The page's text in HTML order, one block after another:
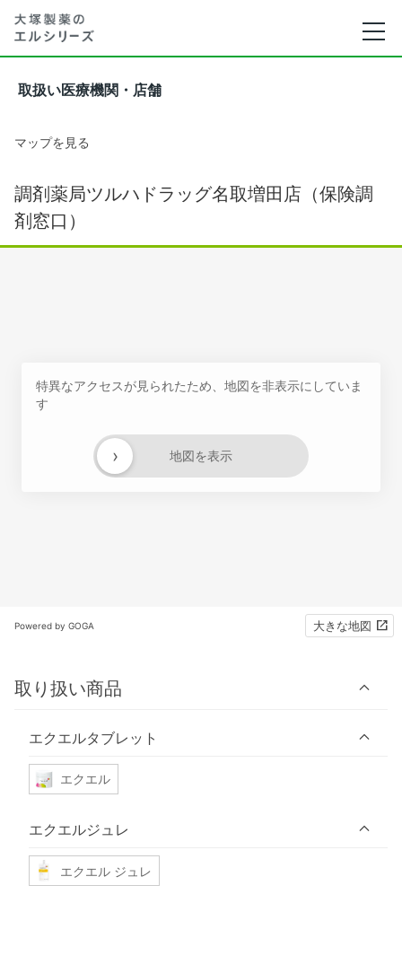
取扱い医療機関・店舗
マップを見る
調剤薬局ツルハドラッグ名取増田店（保険調
剤窓口）
特異なアクセスが見られたため、地図を非表示にしていま
す
地図を表示
›
Powered by GOGA 大きな地図
取り扱い商品
エクエルタブレット
エクエル
エクエルジュレ
エクエル ジュレ